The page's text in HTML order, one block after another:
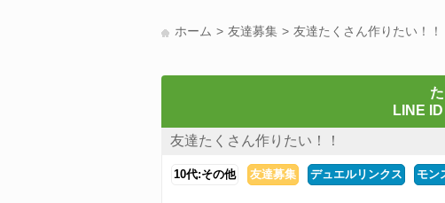
ホーム 友達募集 友達たくさん作りたい！！
LINE
友達たくさん作りたい！！
10代:その他 友達募集 デュエルリンクス モン